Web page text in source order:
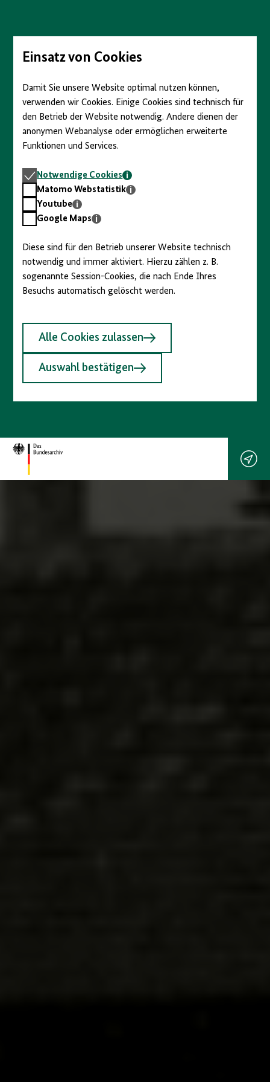
Einsatz von Cookies
Damit Sie unsere Website optimal nutzen können,
verwenden wir Cookies. Einige Cookies sind technisch für
den Betrieb der Website notwendig. Andere dienen der
anonymen Webanalyse oder ermöglichen erweiterte
Funktionen und Services.
Notwendige
Cookies
Notwendige Cookies
Matomo
Webstatistik
Matomo Webstatistik
Youtube
Youtube
GoogleGoogle Maps
Diese sind für den Betrieb unserer Website technisch
notwendig und immer aktiviert. Hierzu zählen z. B.
sogenannte Session-Cookies, die nach Ende Ihres
Besuchs automatisch gelöscht werden.
Alle Cookies zulassen
Auswahl bestätigen
Erfurt
I. Ursachen
II. Aufstand in den Bezirken
IV. Die Sicht westlicher Geheimdienste
Zu allen Geschichten